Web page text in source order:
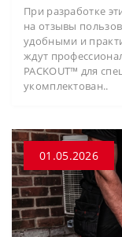
При разработке
на отзывы
удобными и
ждут
PACKOUT™ для
укомплектован..
01.05.2026